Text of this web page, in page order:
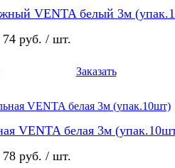
VENTA белый 3м
74 руб. / шт.
Заказать
VENTA белая 3м
78 руб. / шт.